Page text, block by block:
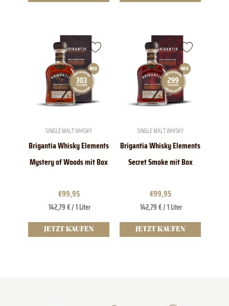
SINGLE MALT WHISKY
Brigantia Whisky Elements
Mystery of Woods mit Box
€99,95
142,79 € / 1 Liter
JETZT KAUFEN
SINGLE MALT WHISKY
Brigantia Whisky Elements
Secret Smoke mit Box
€99,95
142,79 € / 1 Liter
JETZT KAUFEN